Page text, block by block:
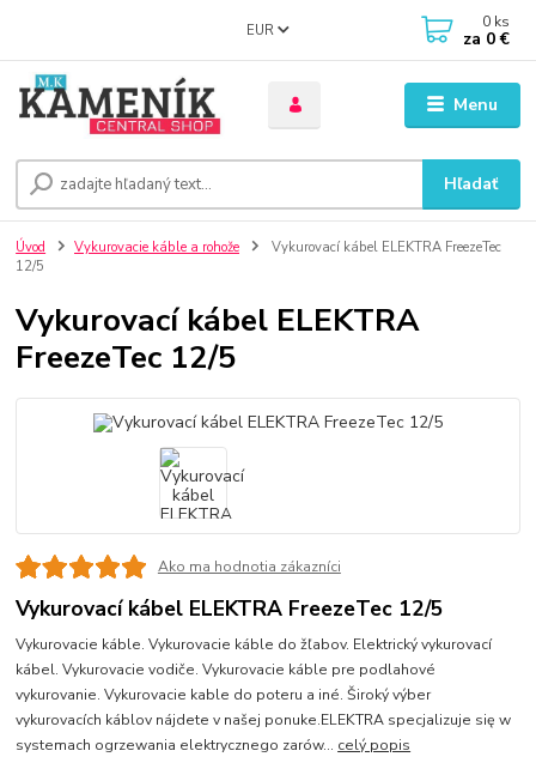
Menu
EUR
Hľadať
0 ks
za 0 €
Úvod Vykurovacie káble a rohože
Vykurovací kábel ELEKTRA FreezeTec
12/5
Vykurovací kábel ELEKTRA
FreezeTec 12/5
Ako ma hodnotia zákazníci
Vykurovací kábel ELEKTRA FreezeTec 12/5
Vykurovacie káble. Vykurovacie káble do žľabov. Elektrický vykurovací
kábel. Vykurovacie vodiče. Vykurovacie káble pre podlahové
vykurovanie. Vykurovacie kable do poteru a iné. Široký výber
vykurovacích káblov nájdete v našej ponuke.ELEKTRA specjalizuje się w
systemach ogrzewania elektrycznego zarów... celý popis